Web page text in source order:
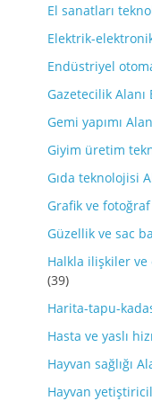
El sanatları
Elektrik-
Endüstriyel
Gazetecilik Alanı
Gemi yapımı
Giyim üretim
Gıda teknolojisi
Grafik ve
Güzellik ve sac
Halkla ilişkiler
(39)
Harita-tapu-
Hasta ve yaslı
Hayvan sağlığı
Hayvan